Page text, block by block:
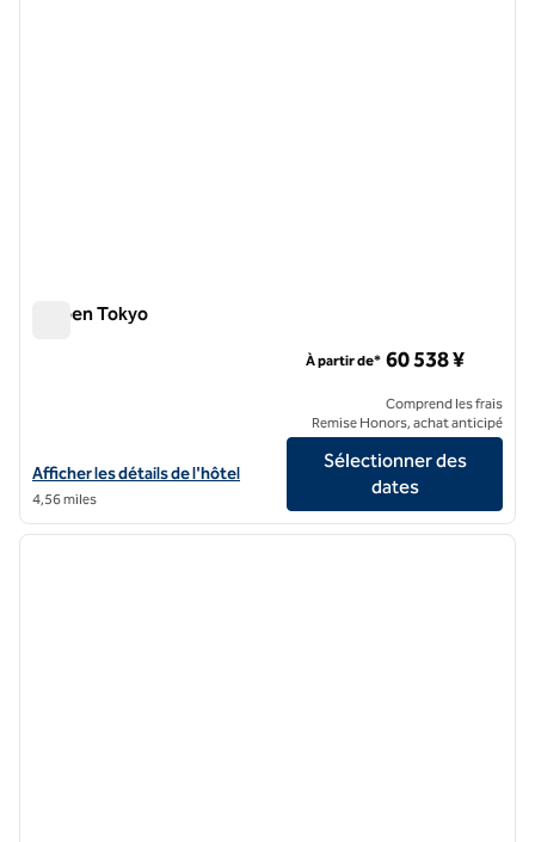
Gajoen Tokyo
Afficher les détails de l'hôtel pour Gajoen Tokyo
Afficher les détails de l'hôtel
4,56 miles
À partir de* 60 538 ¥
Comprend les frais
Remise Honors, achat anticipé
Sélectionner des
dates
1/9
1 sur 9